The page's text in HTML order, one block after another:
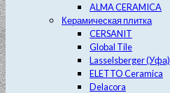
ALMA CERAMICA
Керамическая плитка
CERSANIT
Global Tile
Lasselsberger (Уфа)
ELETTO Ceramica
Delacora